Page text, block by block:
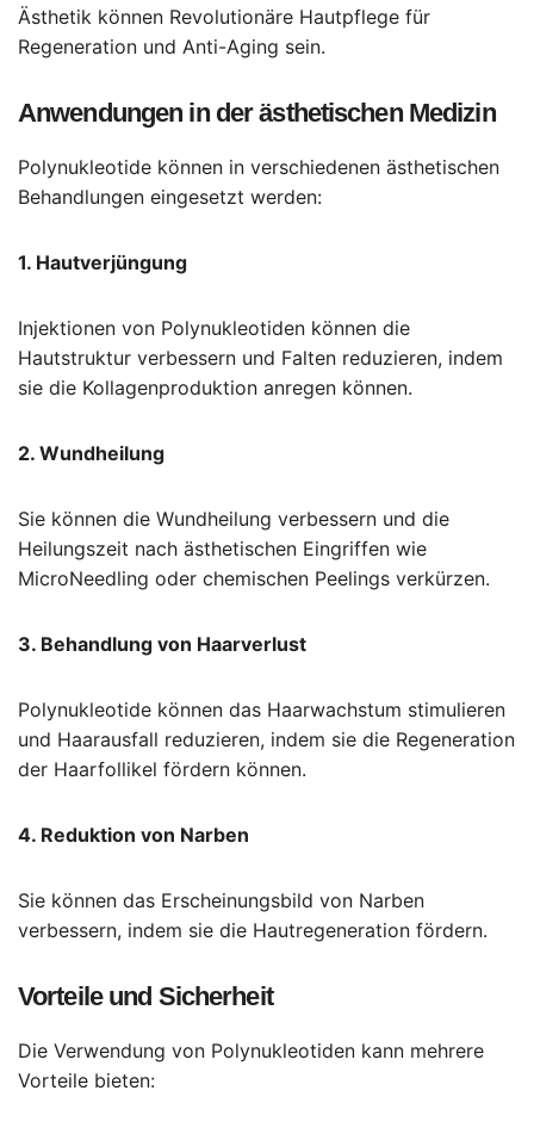
Ästhetik können Revolutionäre Hautpflege für
Regeneration und Anti-Aging sein.
Anwendungen in der ästhetischen Medizin
Polynukleotide können in verschiedenen ästhetischen
Behandlungen eingesetzt werden:
1. Hautverjüngung
Injektionen von Polynukleotiden können die
Hautstruktur verbessern und Falten reduzieren, indem
sie die Kollagenproduktion anregen können.
2. Wundheilung
Sie können die Wundheilung verbessern und die
Heilungszeit nach ästhetischen Eingriffen wie
MicroNeedling oder chemischen Peelings verkürzen.
3. Behandlung von Haarverlust
Polynukleotide können das Haarwachstum stimulieren
und Haarausfall reduzieren, indem sie die Regeneration
der Haarfollikel fördern können.
4. Reduktion von Narben
Sie können das Erscheinungsbild von Narben
verbessern, indem sie die Hautregeneration fördern.
Vorteile und Sicherheit
Die Verwendung von Polynukleotiden kann mehrere
Vorteile bieten: